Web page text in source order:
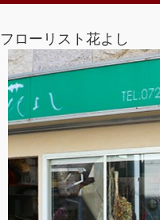
フローリスト花よし